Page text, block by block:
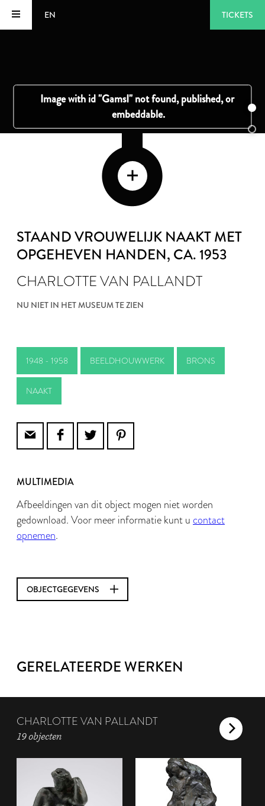
EN TICKETS
STAAND VROUWELIJK NAAKT MET
OPGEHEVEN HANDEN, CA. 1953
CHARLOTTE VAN PALLANDT
NU NIET IN HET MUSEUM TE ZIEN
1948 - 1958 BEELDHOUWWERK BRONS
NAAKT
MULTIMEDIA
Afbeeldingen van dit object mogen niet worden
gedownload. Voor meer informatie kunt u contact
opnemen.
OBJECTGEGEVENS
GERELATEERDE WERKEN
CHARLOTTE VAN PALLANDT
19 objecten